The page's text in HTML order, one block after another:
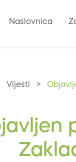
Naslovnica
Vijesti >